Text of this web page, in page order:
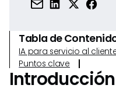
Tabla de
IA para servicio al
Puntos clave
Introducción